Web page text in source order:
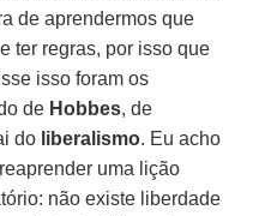
de aprendermos que
ter regras, por isso que
isso foram os
de Hobbes, de
do liberalismo. Eu acho
uma lição
não existe liberdade